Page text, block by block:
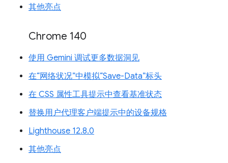
其他亮点
Chrome 140
使用 Gemini 调试更多数据洞见
在“网络状况”中模拟“Save-Data”标头
在 CSS 属性工具提示中查看基准状态
替换用户代理客户端提示中的设备规格
Lighthouse 12.8.0
其他亮点